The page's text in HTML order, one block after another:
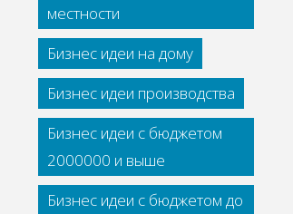
местности
Бизнес идеи на дому
Бизнес идеи производства
Бизнес идеи с бюджетом
2000000 и выше
Бизнес идеи с бюджетом до